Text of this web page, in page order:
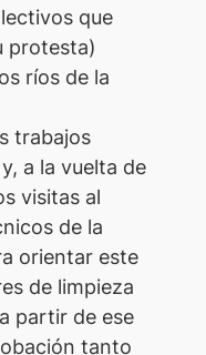
que
protesta)
ríos de la
trabajos
a la vuelta de
visitas al
de la
orientar este
de limpieza
partir de ese
tanto